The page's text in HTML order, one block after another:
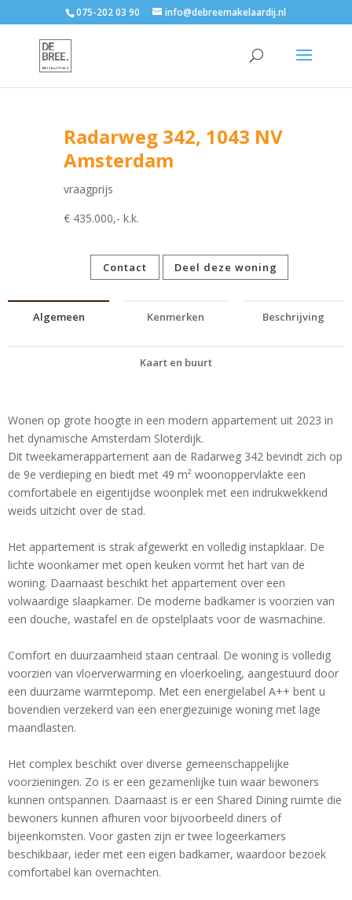
075-202 03 90 info@debreemakelaardij.nl
Radarweg 342, 1043 NV
Amsterdam
vraagprijs
€ 435.000,- k.k.
Contact Deel deze woning
Algemeen Kenmerken Beschrijving
Kaart en buurt
Wonen op grote hoogte in een modern appartement uit 2023 in
het dynamische Amsterdam Sloterdijk.
Dit tweekamerappartement aan de Radarweg 342 bevindt zich op
de 9e verdieping en biedt met 49 m² woonoppervlakte een
comfortabele en eigentijdse woonplek met een indrukwekkend
weids uitzicht over de stad.
Het appartement is strak afgewerkt en volledig instapklaar. De
lichte woonkamer met open keuken vormt het hart van de
woning. Daarnaast beschikt het appartement over een
volwaardige slaapkamer. De moderne badkamer is voorzien van
een douche, wastafel en de opstelplaats voor de wasmachine.
Comfort en duurzaamheid staan centraal. De woning is volledig
voorzien van vloerverwarming en vloerkoeling, aangestuurd door
een duurzame warmtepomp. Met een energielabel A++ bent u
bovendien verzekerd van een energiezuinige woning met lage
maandlasten.
Het complex beschikt over diverse gemeenschappelijke
voorzieningen. Zo is er een gezamenlijke tuin waar bewoners
kunnen ontspannen. Daarnaast is er een Shared Dining ruimte die
bewoners kunnen afhuren voor bijvoorbeeld diners of
bijeenkomsten. Voor gasten zijn er twee logeerkamers
beschikbaar, ieder met een eigen badkamer, waardoor bezoek
comfortabel kan overnachten.